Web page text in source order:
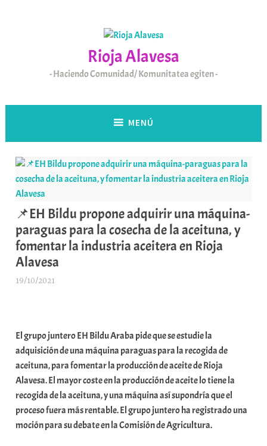
Rioja Alavesa
Haciendo Comunidad/ Komunitatea egiten
MENÚ
📌EH Bildu propone adquirir una máquina-
paraguas para la cosecha de la aceituna, y
fomentar la industria aceitera en Rioja
Alavesa
19/10/2021
a
r
E
r
r
i
o
El grupo juntero EH Bildu Araba pide que se estudie la
adquisición de una máquina paraguas para la recogida de
aceituna, para fomentar la producción de aceite de Rioja
Alavesa. El mayor coste en la producción de aceite lo tiene la
recogida de la aceituna, y una máquina así supondría que el
proceso fuera más rentable. El grupo juntero ha registrado una
moción para su debate en la Comisión de Agricultura.